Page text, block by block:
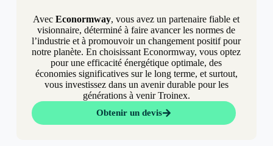
AvecEconormway, vous avez un partenaire fiable et
visionnaire, déterminé à faire avancer les normes de
l’industrie et à promouvoir un changement positif pour
notre planète. En choisissant Econormway, vous optez
pour une efficacité énergétique optimale, des
économies significatives sur le long terme, et surtout,
vous investissez dans un avenir durable pour les
générations à venir Troinex.
Obtenir un devis